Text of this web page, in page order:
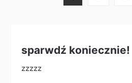
sparwdź koniecznie!
zzzzz